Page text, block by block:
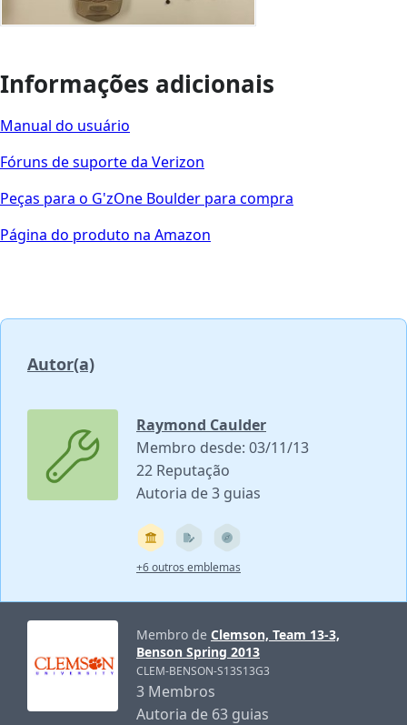
Informações adicionais
Manual do usuário
Fóruns de suporte da Verizon
Peças para o G'zOne Boulder para compra
Página do produto na Amazon
Autor(a)
Raymond Caulder
Membro desde: 03/11/13
22 Reputação
Autoria de 3 guias
+6 outros emblemas
Membro de Clemson, Team 13-3,
Benson Spring 2013
CLEM-BENSON-S13S13G3
3 Membros
Autoria de 63 guias